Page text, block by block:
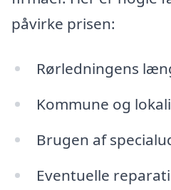
påvirke prisen:
Rørledningens
Kommune og
Brugen af
Eventuelle